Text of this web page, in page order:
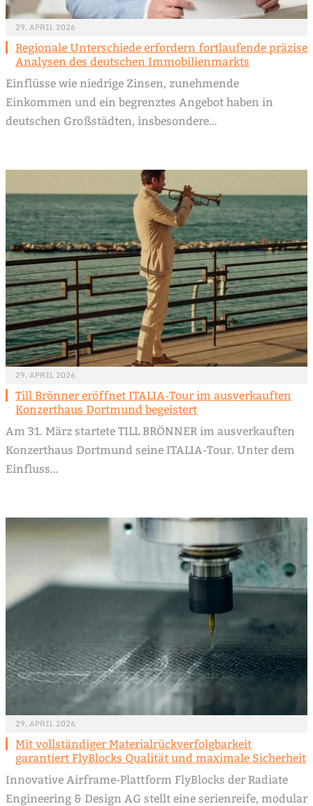
29. APRIL 2026
Regionale Unterschiede erfordern fortlaufende präzise
Analysen des deutschen Immobilienmarkts
Einflüsse wie niedrige Zinsen, zunehmende
Einkommen und ein begrenztes Angebot haben in
deutschen Großstädten, insbesondere…
29. APRIL 2026
Till Brönner eröffnet ITALIA-Tour im ausverkauften
Konzerthaus Dortmund begeistert
Am 31. März startete TILL BRÖNNER im ausverkauften
Konzerthaus Dortmund seine ITALIA-Tour. Unter dem
Einfluss…
29. APRIL 2026
Mit vollständiger Materialrückverfolgbarkeit
garantiert FlyBlocks Qualität und maximale Sicherheit
Innovative Airframe-Plattform FlyBlocks der Radiate
Engineering & Design AG stellt eine serienreife, modular